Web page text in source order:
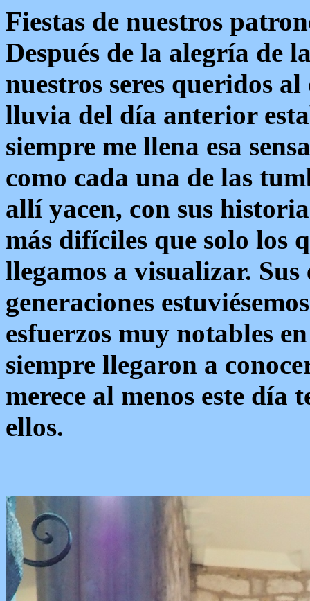
Fiestas de nuestros
Después de la alegría de
nuestros seres queridos
lluvia del día anterior
siempre me llena esa
como cada una de las
allí yacen, con sus
más difíciles que solo los
llegamos a visualizar. Sus
generaciones
esfuerzos muy notables
siempre llegaron a
merece al menos este día
ellos.